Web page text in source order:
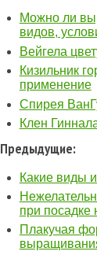
Можно ли
видов,
Вейгела
Кизильник
применение
Спирея
Клен
Предыдущие:
Какие виды
при посадке
Плакучая